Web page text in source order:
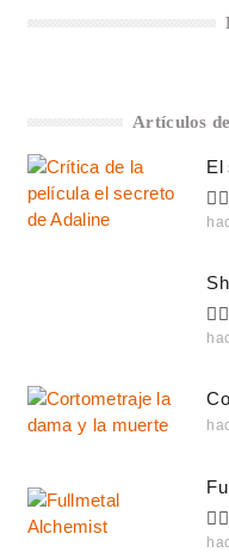
Artículos
El